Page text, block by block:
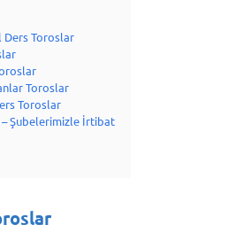
Toroslar
Toroslar
Toroslar
– Şubelerimizle İrtibat